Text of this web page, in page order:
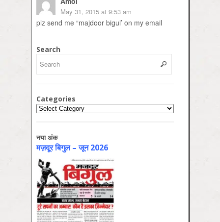
May 31, 2015 at 9:53 am
plz send me “majdoor bigul’ on my email
Search
Categories
Categories
नया अंक
मज़दूर बिगुल – जून 2026